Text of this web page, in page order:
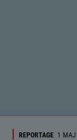
REPORTAGE 1